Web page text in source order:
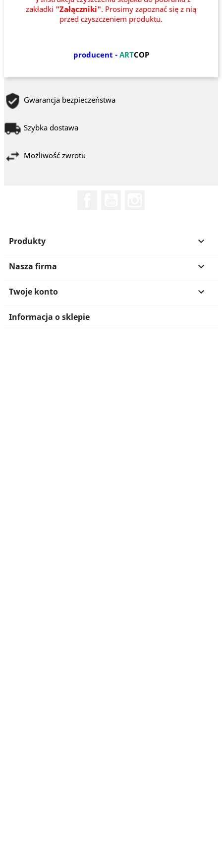
zakładki "Załączniki". Prosimy zapoznać się z nią
przed czyszczeniem produktu.
producent - ARTCOP
Gwarancja bezpieczeństwa
Szybka dostawa
Możliwość zwrotu
Produkty 
Nasza firma 
Twoje konto 
Informacja o sklepie